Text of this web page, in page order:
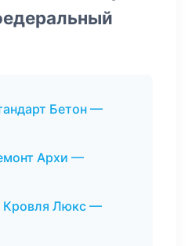
Бетон —
Архи —
Кровля Люкс —